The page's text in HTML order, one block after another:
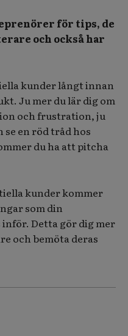
för tips, de
och också har
kunder långt innan
Ju mer du lär dig om
och frustration, ju
se en röd tråd hos
du ha att pitcha
kunder kommer
som din
Detta gör dig mer
och bemöta deras